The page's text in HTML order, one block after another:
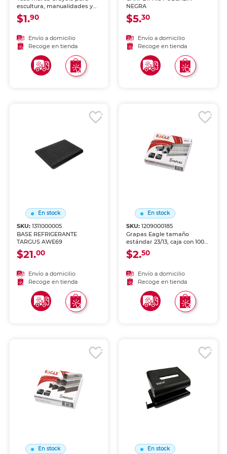
escultura, manualidades y
proyectos artísticos. Mezcla
y aplicación sencillas para
acabados decorativos.
$1.90
Envío a domicilio
Recoge en tienda
NEGRA
$5.30
Envío a domicilio
Recoge en tienda
En stock
SKU:1311000005
BASE REFRIGERANTE
TARGUS AWE69
$21.00
Envío a domicilio
Recoge en tienda
En stock
SKU: 1209000185
Grapas Eagle tamaño
estándar 23/13, caja con 1000
unidades. Fabricadas en
alambre de acero de alta
engrapadoras estándar
23/13. Engrapado firme y
seguro.
$2.50
Envío a domicilio
Recoge en tienda
En stock En stock